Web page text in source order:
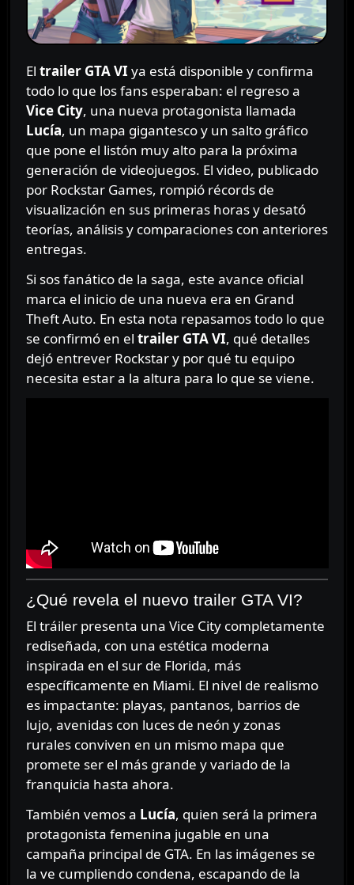
El trailer GTA VI ya está disponible y confirma
todo lo que los fans esperaban: el regreso a
Vice City, una nueva protagonista llamada
Lucía, un mapa gigantesco y un salto gráfico
que pone el listón muy alto para la próxima
generación de videojuegos. El video, publicado
por Rockstar Games, rompió récords de
visualización en sus primeras horas y desató
teorías, análisis y comparaciones con anteriores
entregas.
Si sos fanático de la saga, este avance oficial
marca el inicio de una nueva era en Grand
Theft Auto. En esta nota repasamos todo lo que
se confirmó en el trailer GTA VI, qué detalles
dejó entrever Rockstar y por qué tu equipo
necesita estar a la altura para lo que se viene.
¿Qué revela el nuevo trailer GTA VI?
El tráiler presenta una Vice City completamente
rediseñada, con una estética moderna
inspirada en el sur de Florida, más
específicamente en Miami. El nivel de realismo
es impactante: playas, pantanos, barrios de
lujo, avenidas con luces de neón y zonas
rurales conviven en un mismo mapa que
promete ser el más grande y variado de la
franquicia hasta ahora.
También vemos a Lucía, quien será la primera
protagonista femenina jugable en una
campaña principal de GTA. En las imágenes se
la ve cumpliendo condena, escapando de la